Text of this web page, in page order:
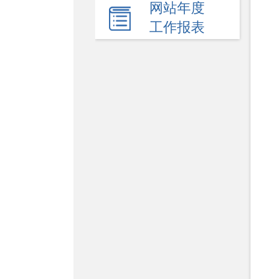
新闻发布会
热点回应
网站年度
工作报表